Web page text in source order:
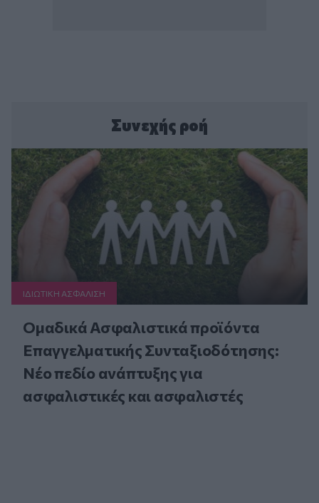
Συνεχής ροή
ΙΔΙΩΤΙΚΗ ΑΣΦAΛΙΣΗ
Ομαδικά Ασφαλιστικά προϊόντα
Επαγγελματικής Συνταξιοδότησης:
Νέο πεδίο ανάπτυξης για
ασφαλιστικές και ασφαλιστές